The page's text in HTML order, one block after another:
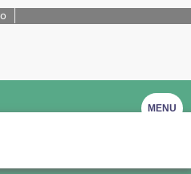
MENU